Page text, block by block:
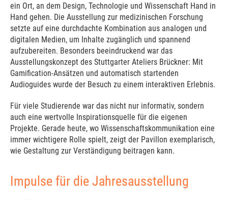
ein Ort, an dem Design, Technologie und Wissenschaft Hand in
Hand gehen. Die Ausstellung zur medizinischen Forschung
setzte auf eine durchdachte Kombination aus analogen und
digitalen Medien, um Inhalte zugänglich und spannend
aufzubereiten. Besonders beeindruckend war das
Ausstellungskonzept des Stuttgarter Ateliers Brückner: Mit
Gamification-Ansätzen und automatisch startenden
Audioguides wurde der Besuch zu einem interaktiven Erlebnis.
Für viele Studierende war das nicht nur informativ, sondern
auch eine wertvolle Inspirationsquelle für die eigenen
Projekte. Gerade heute, wo Wissenschaftskommunikation eine
immer wichtigere Rolle spielt, zeigt der Pavillon exemplarisch,
wie Gestaltung zur Verständigung beitragen kann.
Impulse für die Jahresausstellung